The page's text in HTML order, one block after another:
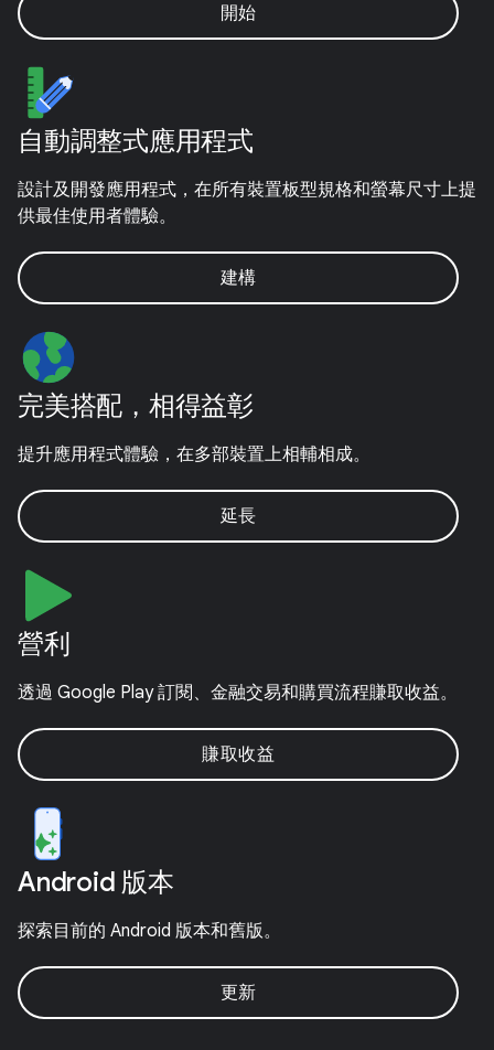
開始
自動調整式應用程式
設計及開發應用程式，在所有裝置板型規格和螢幕尺寸上提
供最佳使用者體驗。
建構
完美搭配，相得益彰
提升應用程式體驗，在多部裝置上相輔相成。
延長
營利
透過 Google Play 訂閱、金融交易和購買流程賺取收益。
賺取收益
Android 版本
探索目前的 Android 版本和舊版。
更新